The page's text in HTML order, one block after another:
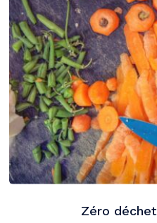
Zéro déchet